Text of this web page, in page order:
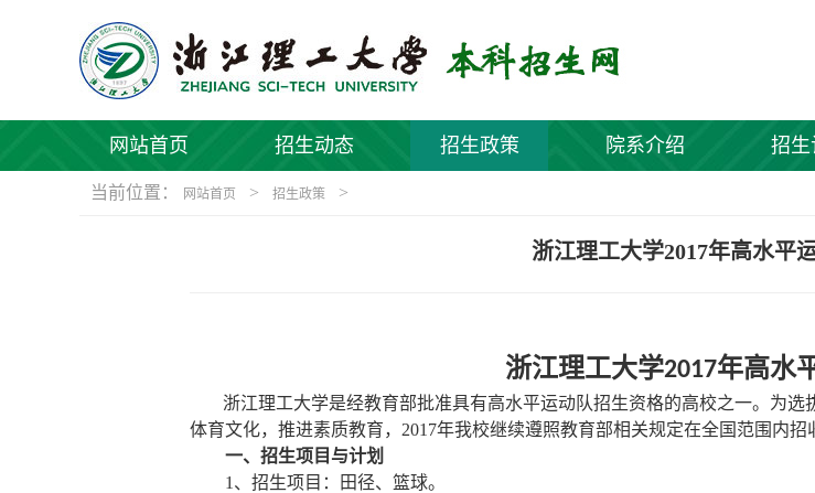
网站首页 招生动态 招生政策 院系介绍 招生
当前位置： 网站首页 > 招生政策 >
浙江理工大学2017年高水平
浙江理工大学2017年高水
浙江理工大学是经教育部批准具有高水平运动队招生资格的高校之一。为
体育文化，推进素质教育， 2017年我校继续遵照教育部相关规定在全国范围内招
一、招生项目与计划
1 、招生项目：田径、篮球。